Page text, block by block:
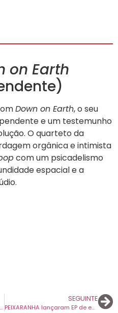
on Earth
Down on Earth, o seu
e um testemunho
O quarteto da
orgânica e intimista
com um psicadelismo
espacial e a
Cassete Pirata lançam “Abismo”, o primeiro single do novo álbum que sai em outubro.
SEGUINTE
PEIXARANHA lançaram EP de estreia entre o peso político e sonoro do underground de Almada.